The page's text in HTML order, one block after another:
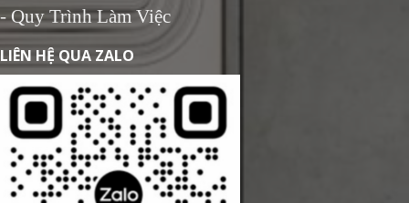
- Quy Trình Làm Việc
LIÊN HỆ QUA ZALO